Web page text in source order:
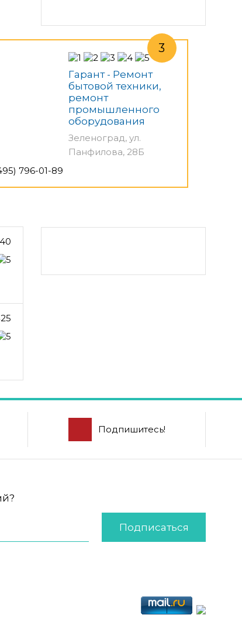
Гарант - Ремонт
бытовой техники,
ремонт
промышленного
оборудования
Зеленоград, ул.
Панфилова, 28Б
796-01-89
Подпишитесь!
Подписаться